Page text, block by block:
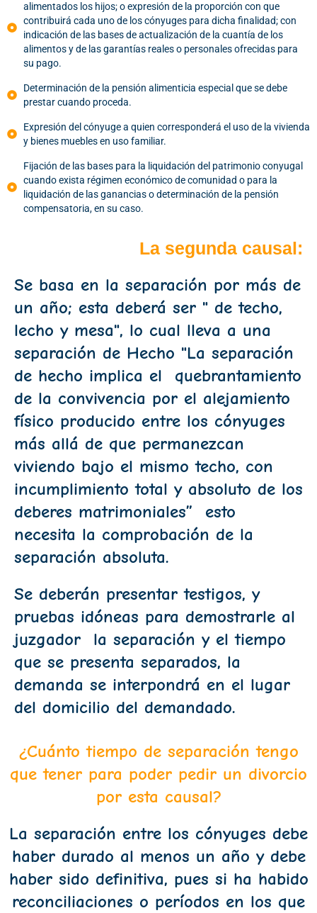
alimentados los hijos; o expresión de la proporción con que
contribuirá cada uno de los cónyuges para dicha finalidad; con
indicación de las bases de actualización de la cuantía de los
alimentos y de las garantías reales o personales ofrecidas para
su pago.
Determinación de la pensión alimenticia especial que se debe
prestar cuando proceda.
Expresión del cónyuge a quien corresponderá el uso de la vivienda
y bienes muebles en uso familiar.
Fijación de las bases para la liquidación del patrimonio conyugal
cuando exista régimen económico de comunidad o para la
liquidación de las ganancias o determinación de la pensión
compensatoria, en su caso.
La segunda causal:
Se basa en la separación por más de
un año; esta deberá ser " de techo,
lecho y mesa", lo cual lleva a una
separación de Hecho "La separación
de hecho implica el quebrantamiento
de la convivencia por el alejamiento
físico producido entre los cónyuges
más allá de que permanezcan
viviendo bajo el mismo techo, con
incumplimiento total y absoluto de los
deberes matrimoniales” esto
necesita la comprobación de la
separación absoluta.
Se deberán presentar testigos, y
pruebas idóneas para demostrarle al
juzgador la separación y el tiempo
que se presenta separados, la
demanda se interpondrá en el lugar
del domicilio del demandado.
¿Cuánto tiempo de separación tengo
que tener para poder pedir un divorcio
por esta causal?
La separación entre los cónyuges debe
haber durado al menos un año y debe
haber sido definitiva, pues si ha habido
reconciliaciones o períodos en los que